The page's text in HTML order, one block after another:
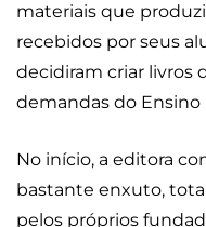
materiais que
recebidos por seus
decidiram criar livros
demandas do Ensino
No início, a editora
bastante enxuto,
pelos próprios